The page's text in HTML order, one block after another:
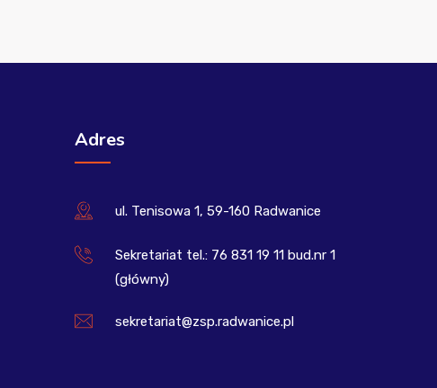
Adres
ul. Tenisowa 1, 59-160 Radwanice
Sekretariat tel.: 76 831 19 11 bud.nr 1
(główny)
sekretariat@zsp.radwanice.pl